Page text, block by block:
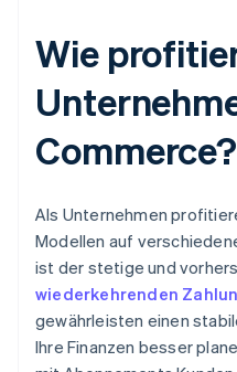
Wie
Commerce?
Als Unternehmen
Modellen auf
ist der stetige und
wiederkehrenden
gewährleisten einen
Ihre Finanzen besser